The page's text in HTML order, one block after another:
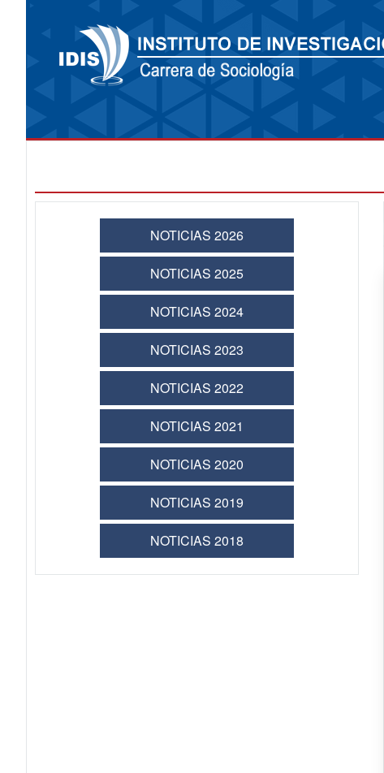
NOTICIAS 2026
NOTICIAS 2025
NOTICIAS 2024
NOTICIAS 2023
NOTICIAS 2022
NOTICIAS 2021
NOTICIAS 2020
NOTICIAS 2019
NOTICIAS 2018